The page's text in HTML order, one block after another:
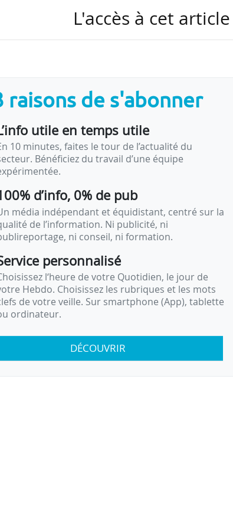
« pour un arrêt du déploiement forcé »
L'accès à cet
raisons de s'abonner
utile en temps utile
10 minutes, faites le tour de l’actualité du
Bénéficiez du travail d’une équipe
d’info, 0% de pub
média indépendant et équidistant, centré sur la
de l’information. Ni publicité, ni
ni conseil, ni formation.
personnalisé
l‘heure de votre Quotidien, le jour de
Hebdo. Choisissez les rubriques et les mots
de votre veille. Sur smartphone (App), tablette
ordinateur.
DÉCOUVRIR